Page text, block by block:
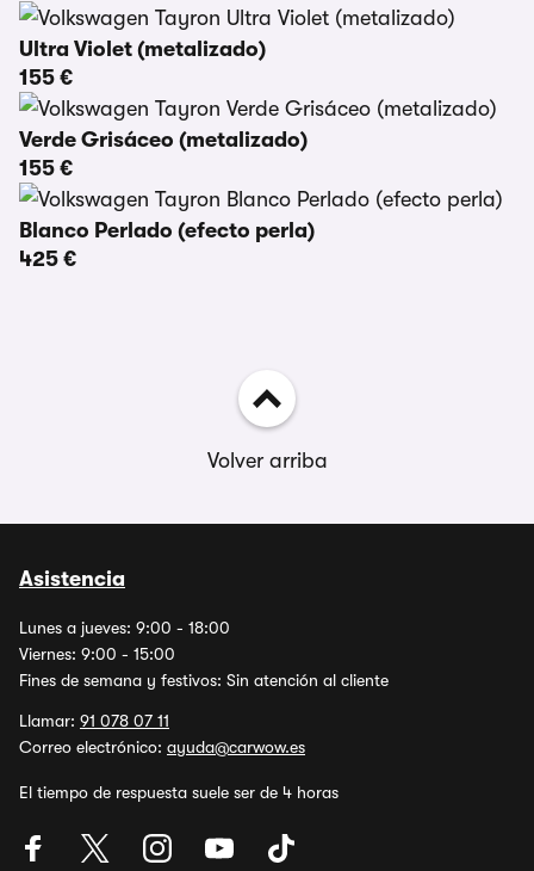
Ultra Violet (metalizado)
155 €
Verde Grisáceo (metalizado)
155 €
Blanco Perlado (efecto perla)
425 €
Volver arriba
Asistencia
Lunes a jueves: 9:00 - 18:00
Viernes: 9:00 - 15:00
Fines de semana y festivos: Sin atención al cliente
Llamar: 91 078 07 11
Correo electrónico: ayuda@carwow.es
El tiempo de respuesta suele ser de 4 horas